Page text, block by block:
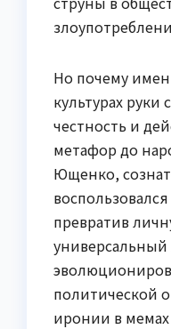
Но почему
культурах
честность и
метафор до
Ющенко,
превратив
универсальный
политической
иронии в